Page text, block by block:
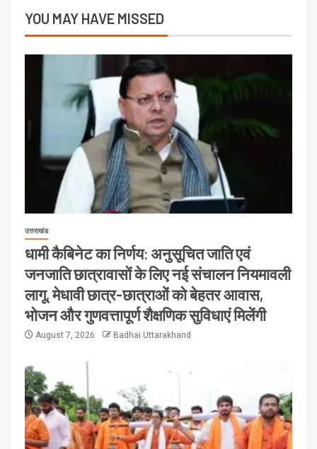
YOU MAY HAVE MISSED
उत्तराखंड
धामी कैबिनेट का निर्णय: अनुसूचित जाति एवं
जनजाति छात्रावासों के लिए नई संचालन नियमावली
लागू, मेधावी छात्र-छात्राओं को बेहतर आवास,
भोजन और गुणवत्तापूर्ण शैक्षणिक सुविधाएं मिलेंगी
August 7, 2026 Badhai Uttarakhand